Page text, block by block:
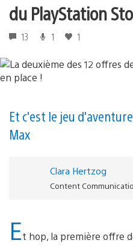
du PlayStation
13 1 1
Et c'est le jeu
Max
Clara Hertzog
Content
Et hop, la première offre